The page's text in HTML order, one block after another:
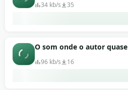
34 kb/s 35
O som onde o autor
96 kb/s 16